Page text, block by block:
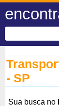
- SP
Sua busca no